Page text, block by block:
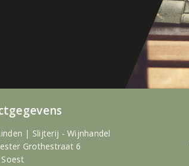
| Slijterij - Wijnhandel
Grothestraat 6